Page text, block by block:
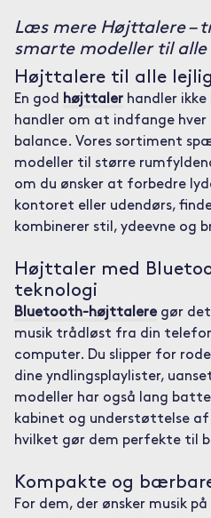
Læs mere Højttalere –
smarte modeller til alle
Højttalere til alle
En god højttalerhandler ikke
handler om at indfange
balance. Vores sortiment
modeller til større
om du ønsker at forbedre
kontoret eller udendørs,
kombinerer stil, ydeevne og
Højttaler med
teknologi
Bluetooth-højttaleregør det
musik trådløst fra din
computer. Du slipper for
dine yndlingsplaylister,
modeller har også lang
kabinet og understøttelse
hvilket gør dem perfekte til
Kompakte og
For dem, der ønsker musik